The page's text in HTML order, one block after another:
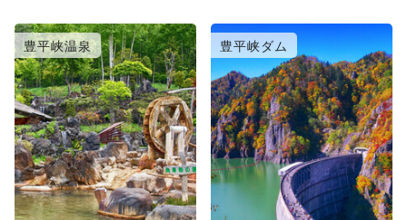
豊平峡温泉 豊平峡ダム